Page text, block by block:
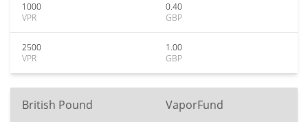
1000
VPR
0.40
GBP
2500
VPR
1.00
GBP
British Pound VaporFund